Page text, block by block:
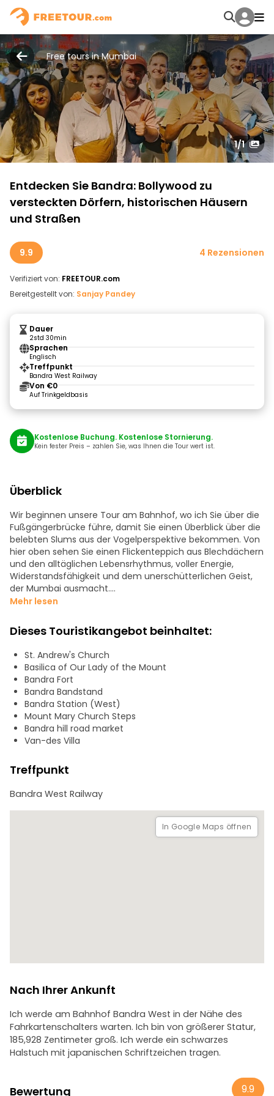
Free tours in Mumbai
1/1
Entdecken Sie Bandra: Bollywood zu
versteckten Dörfern, historischen Häusern
und Straßen
9.9 4 Rezensionen
Verifiziert von: FREETOUR.com
Bereitgestellt von: Sanjay Pandey
Dauer
2std 30min
Sprachen
Englisch
Treffpunkt
Bandra West Railway
Von €0
Auf Trinkgeldbasis
Kostenlose Buchung. Kostenlose Stornierung.
Kein fester Preis – zahlen Sie, was Ihnen die Tour wert ist.
Überblick
Wir beginnen unsere Tour am Bahnhof, wo ich Sie über die
Fußgängerbrücke führe, damit Sie einen Überblick über die
belebten Slums aus der Vogelperspektive bekommen. Von
hier oben sehen Sie einen Flickenteppich aus Blechdächern
und den alltäglichen Lebensrhythmus, voller Energie,
Widerstandsfähigkeit und dem unerschütterlichen Geist,
der Mumbai ausmacht.
lebendigsten Abschnitte Bandras. Die Straße ist voller
bunter Stände, an denen Kleidung, Taschen und
Accessoires verkauft werden, und der unwiderstehliche
Duft von Mumbais Straßenessen
Als Nächstes besuchen wir Ranwar Village, eines der
ältesten und verstecktesten Viertel Mumbais. Hier sind die
engen Gassen von jahrhundertealten Häusern gesäumt
und versprühen mit Straßenkunst Vintage-Charme.
Als Nächstes besuchen wir die Mount Mary Basilica, eine
und zieht mit ihrem gotischen Design und ihrer friedlichen
Unser Weg führt uns dann zum Bandra Fort, wo das
Arabische Meer gegen jahrhundertealte Steinmauern prallt.
Von diesem Aussichtspunkt aus können Sie den Bandra-
Mehr lesen
Dieses Touristikangebot beinhaltet:
St. Andrew's Church
Basilica of Our Lady of the Mount
Bandra Fort
Bandra Bandstand
Bandra Station (West)
Mount Mary Church Steps
Bandra hill road market
Van-des Villa
Treffpunkt
Bandra West Railway
In Google Maps öffnen
Nach Ihrer Ankunft
Ich werde am Bahnhof Bandra West in der Nähe des
Fahrkartenschalters warten. Ich bin von größerer Statur,
185,928 Zentimeter groß. Ich werde ein schwarzes
Halstuch mit japanischen Schriftzeichen tragen.
Bewertung 9.9